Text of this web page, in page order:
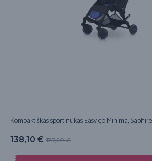
Kompaktiškas sportinukas Easy go Minima, Saphire
177,20€
138,10 €